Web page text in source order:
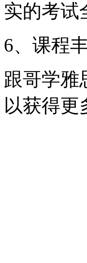
实的考试
6、课程
跟哥学雅
以获得更